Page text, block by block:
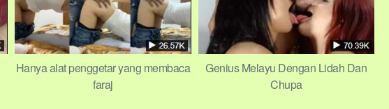
Hanya alat penggetar yang membaca
faraj
Genius Melayu Dengan Lidah Dan
Chupa